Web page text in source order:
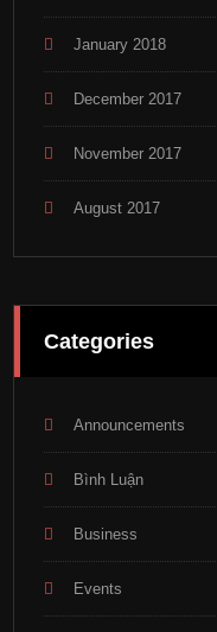
January 2018
December 2017
November 2017
August 2017
Categories
Announcements
Bình Luận
Business
Events